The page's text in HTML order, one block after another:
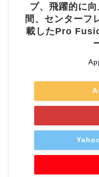
プ、飛躍的に
間、センターフ
載したPro